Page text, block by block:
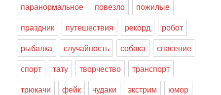
паранормальное
повезло
пожилые
праздник
путешествия рекорд
робот
рыбалка
случайность собака
спасение
спорт
тату творчество
транспорт
трюкачи
фейк чудаки экстрим юмор